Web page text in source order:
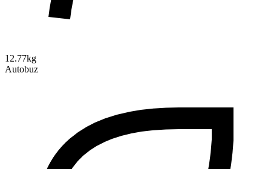
12.77kg
Autobuz